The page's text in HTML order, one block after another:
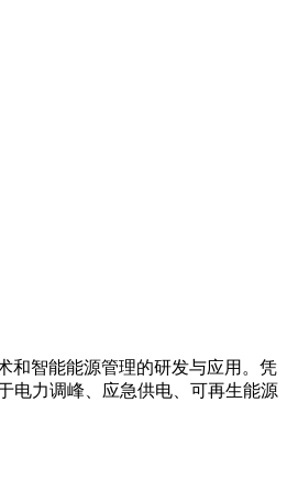
和智能能源管理的研发与应用。凭
电力调峰、应急供电、可再生能源